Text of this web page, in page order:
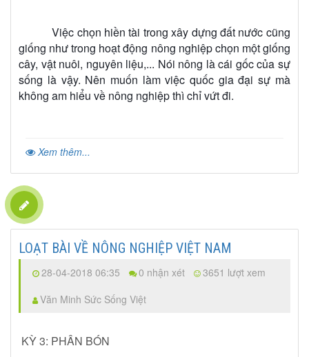
Việc chọn hiền tài trong xây dựng đất nước cũng
giống như trong hoạt động nông nghiệp chọn một giống
cây, vật nuôi, nguyên liệu,... Nói nông là cái gốc của sự
sống là vậy. Nên muốn làm việc quốc gia đại sự mà
không am hiểu về nông nghiệp thì chỉ vứt đi.
Xem thêm...
LOẠT BÀI VỀ NÔNG NGHIỆP VIỆT NAM
28-04-2018 06:35 0 nhận xét
3651 lượt xem
Văn Minh Sức Sống Việt
KỲ 3: PHÂN BÓN